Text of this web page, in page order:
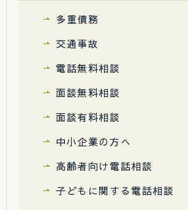
多重債務
交通事故
電話無料相談
面談無料相談
面談有料相談
中小企業の方へ
高齢者向け電話相談
子どもに関する電話相談